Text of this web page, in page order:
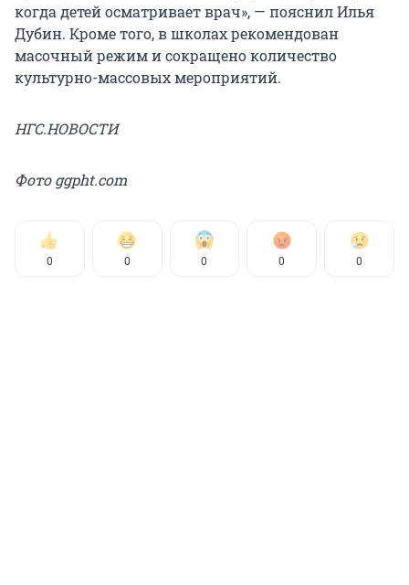
когда детей осматривает врач», — пояснил Илья
Дубин. Кроме того, в школах рекомендован
масочный режим и сокращено количество
культурно-массовых мероприятий.
НГС.НОВОСТИ
Фото ggpht.com
0 0 0 0 0